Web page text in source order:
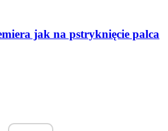
jak na pstryknięcie palca